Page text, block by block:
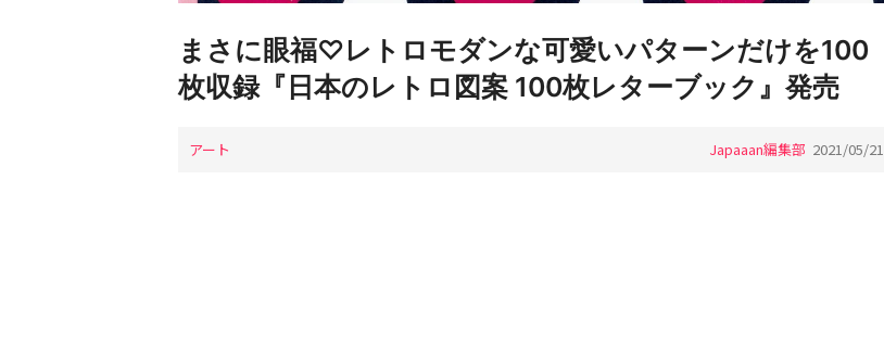
まさに眼福♡レトロモダンな可愛いパターンだけを100
枚収録『日本のレトロ図案 100枚レターブック』発売
アート Japaaan編集部 2021/05/21